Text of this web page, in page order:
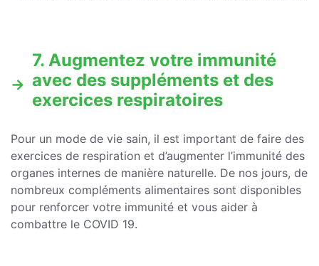
7. Augmentez votre immunité
avec des suppléments et des
exercices respiratoires
Pour un mode de vie sain, il est important de faire des
exercices de respiration et d’augmenter l’immunité des
organes internes de manière naturelle. De nos jours, de
nombreux compléments alimentaires sont disponibles
pour renforcer votre immunité et vous aider à
combattre le COVID 19.